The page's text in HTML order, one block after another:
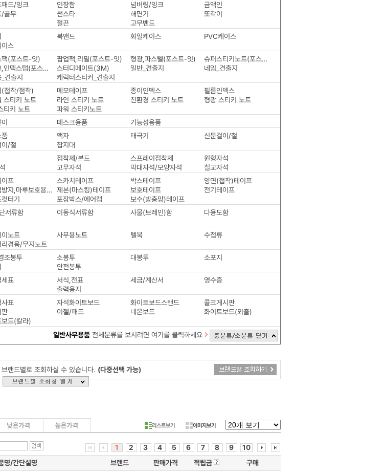
패드/잉크 인장함 넘버링/잉크
금액인
/골무 썬스타 해면기
또각이
철끈
고무밴드
북앤드 화일케이스
PVC케이스
이스
팩(포스트-잇) 팝업팩,리필(포스트-잇) 형광,파스텔(포스트-잇)
슈퍼스티키노트(포스트-잇)
플래그,인덱스탭(포스트-잇) 스터디메이트(3M) 일반_견출지
네임_견출지
견출지 캐릭터스티커_견출지
(접착/점착) 메모테이프 종이인덱스
필름인덱스
스티키 노트 라인 스티키 노트 친환경 스티키 노트
형광 스티키 노트
티키 노트
파워 스티키노트
데스크용품
기능성용품
품 액자 태극기
신문걸이/철
이/철
잡지대
접착제/본드 스프레이접착제
원형자석
고무자석 막대자석/모양자석 칠교자석
이프 스카치테이프 박스테이프
양면(접착)테이프
미끄럼방지,마루보호용패드 제본(마스킹)테이프 보호테이프
전기테이프
터기 포장박스/에어캡
보수(방충망)테이프
서류함 이동식서류함 사물(브레인)함
다용도함
이노트 사무용노트 텔북
수첩류
리겸용/무지노트
조봉투 소봉투 대봉투
소포지
안전봉투
표 서식,전표 세금/계산서
영수증
출력용지
표 자석화이트보드 화이트보드스탠드
콜크게시판
판 이젤/패드 네온보드
화이트보드(외출)
보드(칼라)
일반사무용품전체분류를 보시려면 여기를 클릭하세요
랜드별로 조회하실 수 있습니다. (다중선택 가능)
리스트보기 이미지보기
1 2 3 4 5 6 7 8 9
10
명/간단설명 브랜드 판매가격 적립금 구매